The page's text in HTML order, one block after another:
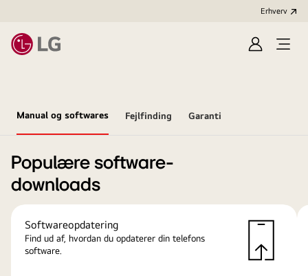
Erhverv
Log
Åbn
Manual og softwares Fejlfinding Garanti
Populære software-
downloads
Softwareopdatering
Find ud af, hvordan du opdaterer din telefons
software.